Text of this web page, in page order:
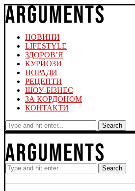
НОВИНИ
LIFESTYLE
ЗДОРОВ’Я
КУРЙОЗИ
ПОРАДИ
РЕЦЕПТИ
ШОУ-БІЗНЕС
ЗА КОРДОНОМ
КОНТАКТИ
Search
Search